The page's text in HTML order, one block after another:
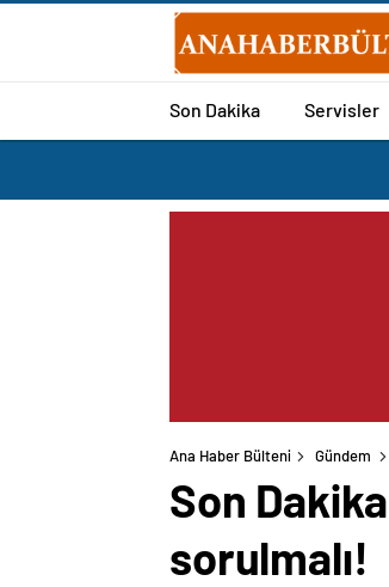
Son Dakika Servisler
Ana Haber Bülteni Gündem
Son
sorulmalı!